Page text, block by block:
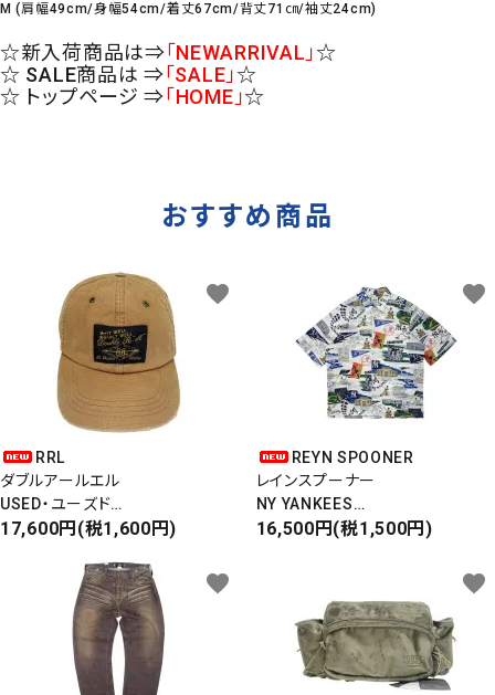
M (肩幅49cm/身幅54cm/着丈67cm/背丈71㎝/袖丈24cm)
☆新入荷商品は⇒「NEWARRIVAL」☆
☆ SALE商品は ⇒「SALE」☆
☆ トップページ ⇒「HOME」☆
おすすめ商品
RRL
ダブルアールエル
USED・ユーズド
6PANEL CAP
17,600円(税1,600円)
favorite
REYN SPOONER
レインスプーナー
NY YANKEES
ニューヨークヤンキース
16,500円(税1,500円)
favorite
favorite favorite